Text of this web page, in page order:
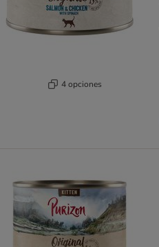
4 opciones